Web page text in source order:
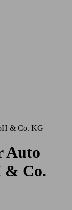
& Co. KG
Auto
& Co.